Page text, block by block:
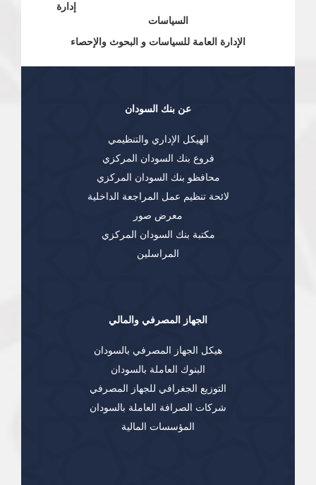
إدارة
السياسات
الإدارة العامة للسياسات و البحوث والإحصاء
عن بنك السودان
الهيكل الإداري والتنظيمي
فروع بنك السودان المركزي
محافظو بنك السودان المركزي
لائحة تنظيم عمل المراجعة الداخلية
معرض صور
مكتبة بنك السودان المركزي
المراسلين
الجهاز المصرفي والمالي
هيكل الجهاز المصرفي بالسودان
البنوك العاملة بالسودان
التوزيع الجغرافي للجهاز المصرفي
شركات الصرافة العاملة بالسودان
المؤسسات المالية